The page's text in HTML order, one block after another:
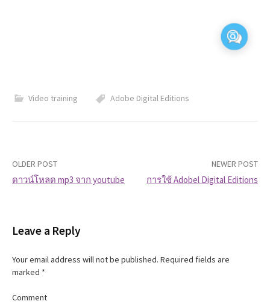
Video training Adobe Digital Editions
o
s
t
n
OLDER POST
ดาวน์โหลด mp3 จาก youtube
NEWER POST
การใช้ Adobel Digital Editions
Leave a Reply
Your email address will not be published. Required fields are
marked *
Comment